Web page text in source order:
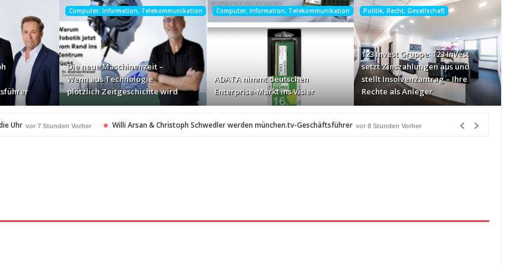
Computer, Information, Telekommunikation
Die neue Maschinenzeit –
Wenn aus Technologie
plötzlich Zeitgeschichte wird
Computer, Information, Telekommunikation
ADATA nimmt deutschen
Enterprise-Markt ins Visier
Politik, Recht, Gesellschaft
123 Invest Gruppe: 123 Invest
setzt Zinszahlungen aus und
stellt Insolvenzantrag – Ihre
Rechte als Anleger
Uhr vor 7 Stunden Vorher Willi Arsan & Christoph Schwedler werden münchen.tv-Geschäftsführer vor 8 Stunden Vorher
Batterie-Unabhängigkeit: Die Entstehung des Battery Valley in Québec
Virginia Beach
Angebot für Hotels